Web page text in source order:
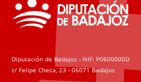
Diputación de Badajoz - NIF: P0600000D
c/ Felipe Checa, 23 - 06071 Badajoz